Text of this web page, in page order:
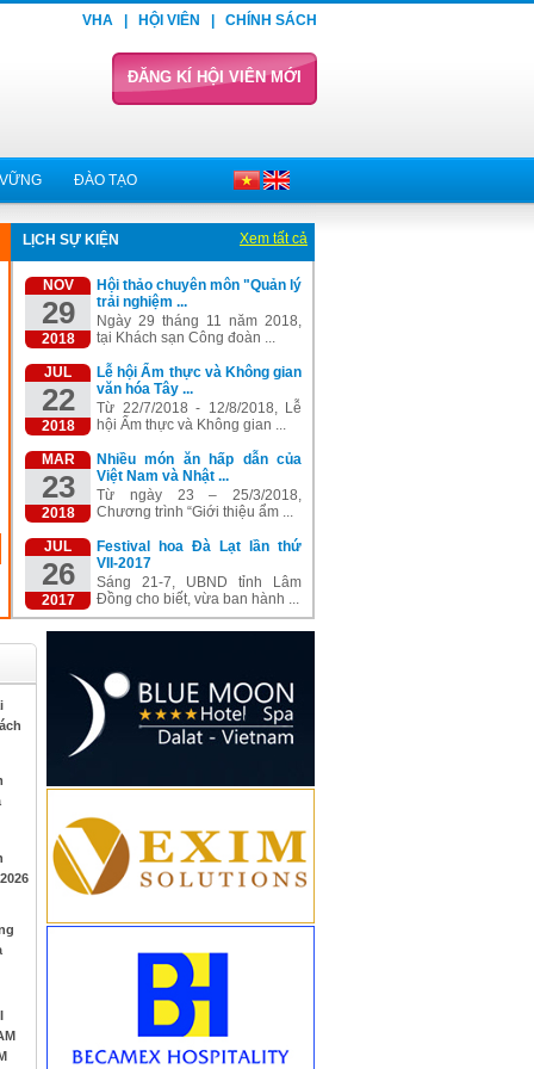
VHA HỘI VIÊN CHÍNH SÁCH
ĐĂNG KÍ HỘI VIÊN MỚI
ĐÀO TẠO
LỊCH SỰ KIỆN Xem tất cả
NOV
29
2018
Hội thảo chuyên môn "Quản lý
trải nghiệm ...
Ngày 29 tháng 11 năm 2018,
tại Khách sạn Công đoàn ...
JUL
22
2018
Lễ hội Ẩm thực và Không gian
văn hóa Tây ...
Từ 22/7/2018 - 12/8/2018, Lễ
hội Ẩm thực và Không gian ...
MAR
23
2018
Nhiều món ăn hấp dẫn của
Việt Nam và Nhật ...
Từ ngày 23 – 25/3/2018,
Chương trình “Giới thiệu ẩm ...
JUL
26
2017
Festival hoa Đà Lạt lần thứ
VII-2017
Sáng 21-7, UBND tỉnh Lâm
Đồng cho biết, vừa ban hành ...